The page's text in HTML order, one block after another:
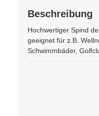
Beschreibung
Hochwertiger Spind
geeignet für z.B.
Schwimmbäder,